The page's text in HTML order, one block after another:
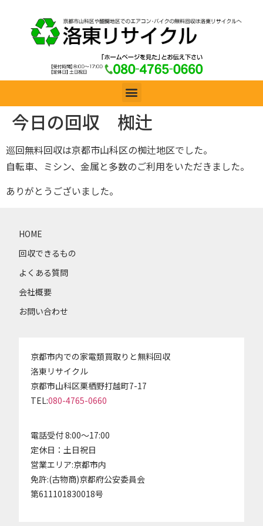
今日の回収 椥辻
巡回無料回収は京都市山科区の椥辻地区でした。
自転車、ミシン、金属と多数のご利用をいただきました。
ありがとうございました。
HOME
回収できるもの
よくある質問
会社概要
お問い合わせ
京都市内での家電類買取りと無料回収
洛東リサイクル
京都市山科区栗栖野打越町7-17
TEL:080-4765-0660
電話受付 8:00～17:00
定休日：土日祝日
営業エリア:京都市内
免許:(古物商)京都府公安委員会
第611101830018号